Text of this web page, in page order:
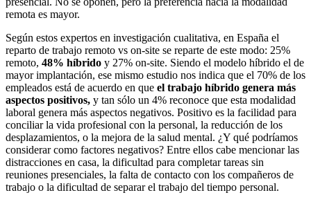
remota es mayor.
Según estos expertos en investigación cualitativa, en España el
reparto de trabajo remoto vs on-site se reparte de este modo: 25%
remoto, 48% híbrido y 27% on-site. Siendo el modelo híbrido el de
mayor implantación, ese mismo estudio nos indica que el 70% de los
empleados está de acuerdo en que el trabajo híbrido genera más
aspectos positivos, y tan sólo un 4% reconoce que esta modalidad
laboral genera más aspectos negativos. Positivo es la facilidad para
conciliar la vida profesional con la personal, la reducción de los
desplazamientos, o la mejora de la salud mental. ¿Y qué podríamos
considerar como factores negativos? Entre ellos cabe mencionar las
distracciones en casa, la dificultad para completar tareas sin
reuniones presenciales, la falta de contacto con los compañeros de
trabajo o la dificultad de separar el trabajo del tiempo personal.